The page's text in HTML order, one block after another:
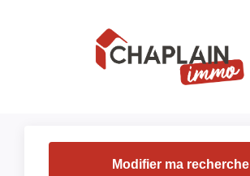
Modifier ma recherche